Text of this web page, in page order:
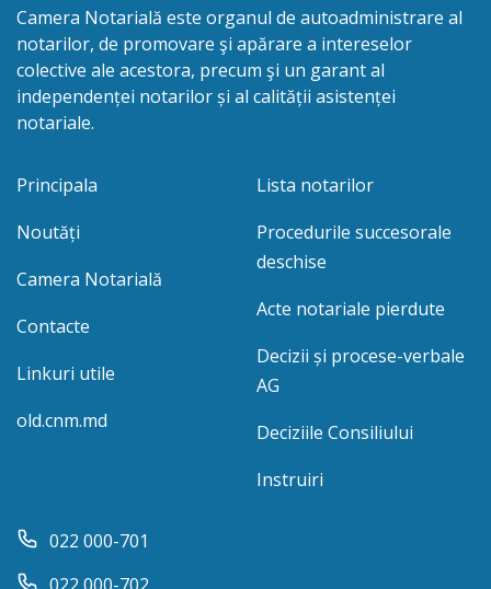
Camera Notarială este organul de autoadministrare al
notarilor, de promovare şi apărare a intereselor
colective ale acestora, precum şi un garant al
independenței notarilor și al calității asistenței
notariale.
Principala
Noutăți
Camera Notarială
Contacte
Linkuri utile
old.cnm.md
Lista notarilor
Procedurile succesorale
deschise
Acte notariale pierdute
Decizii și procese-verbale
AG
Deciziile Consiliului
Instruiri
022 000-701